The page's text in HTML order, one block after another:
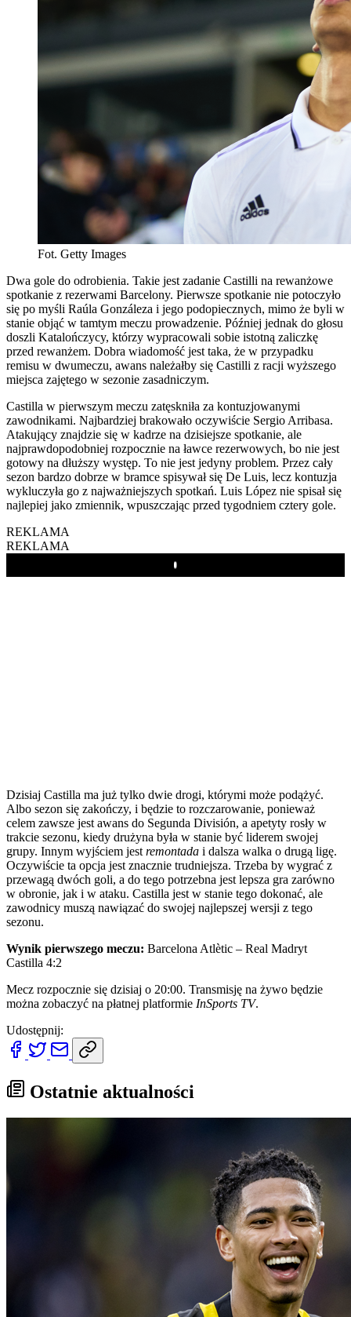
Fot. Getty Images
Dwa gole do odrobienia. Takie jest zadanie Castilli na rewanżowe
spotkanie z rezerwami Barcelony. Pierwsze spotkanie nie potoczyło
się po myśli Raúla Gonzáleza i jego podopiecznych, mimo że byli w
stanie objąć w tamtym meczu prowadzenie. Później jednak do głosu
doszli Katalończycy, którzy wypracowali sobie istotną zaliczkę
przed rewanżem. Dobra wiadomość jest taka, że w przypadku
remisu w dwumeczu, awans należałby się Castilli z racji wyższego
miejsca zajętego w sezonie zasadniczym.
Castilla w pierwszym meczu zatęskniła za kontuzjowanymi
zawodnikami. Najbardziej brakowało oczywiście Sergio Arribasa.
Atakujący znajdzie się w kadrze na dzisiejsze spotkanie, ale
najprawdopodobniej rozpocznie na ławce rezerwowych, bo nie jest
gotowy na dłuższy występ. To nie jest jedyny problem. Przez cały
sezon bardzo dobrze w bramce spisywał się De Luis, lecz kontuzja
wykluczyła go z najważniejszych spotkań. Luis López nie spisał się
najlepiej jako zmiennik, wpuszczając przed tygodniem cztery gole.
REKLAMA
REKLAMA
Play
Dzisiaj Castilla ma już tylko dwie drogi, którymi może podążyć.
Albo sezon się zakończy, i będzie to rozczarowanie, ponieważ
celem zawsze jest awans do Segunda División, a apetyty rosły w
trakcie sezonu, kiedy drużyna była w stanie być liderem swojej
grupy. Innym wyjściem jest remontada i dalsza walka o drugą ligę.
Oczywiście ta opcja jest znacznie trudniejsza. Trzeba by wygrać z
przewagą dwóch goli, a do tego potrzebna jest lepsza gra zarówno
w obronie, jak i w ataku. Castilla jest w stanie tego dokonać, ale
zawodnicy muszą nawiązać do swojej najlepszej wersji z tego
sezonu.
Wynik pierwszego meczu: Barcelona Atlètic – Real Madryt
Castilla 4:2
Mecz rozpocznie się dzisiaj o 20:00. Transmisję na żywo będzie
można zobaczyć na płatnej platformie InSports TV.
Udostępnij:
Ostatnie aktualności